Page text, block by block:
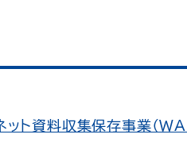
ト資料収集保存事業（